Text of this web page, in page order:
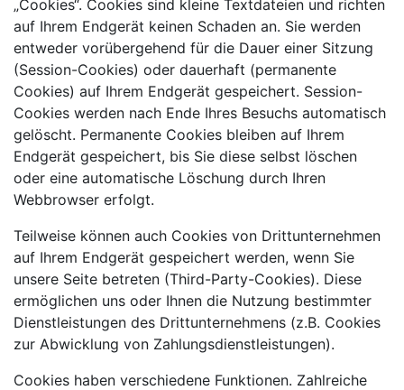
„Cookies“. Cookies sind kleine Textdateien und richten
auf Ihrem Endgerät keinen Schaden an. Sie werden
entweder vorübergehend für die Dauer einer Sitzung
(Session-Cookies) oder dauerhaft (permanente
Cookies) auf Ihrem Endgerät gespeichert. Session-
Cookies werden nach Ende Ihres Besuchs automatisch
gelöscht. Permanente Cookies bleiben auf Ihrem
Endgerät gespeichert, bis Sie diese selbst löschen
oder eine automatische Löschung durch Ihren
Webbrowser erfolgt.
Teilweise können auch Cookies von Drittunternehmen
auf Ihrem Endgerät gespeichert werden, wenn Sie
unsere Seite betreten (Third-Party-Cookies). Diese
ermöglichen uns oder Ihnen die Nutzung bestimmter
Dienstleistungen des Drittunternehmens (z.B. Cookies
zur Abwicklung von Zahlungsdienstleistungen).
Cookies haben verschiedene Funktionen. Zahlreiche